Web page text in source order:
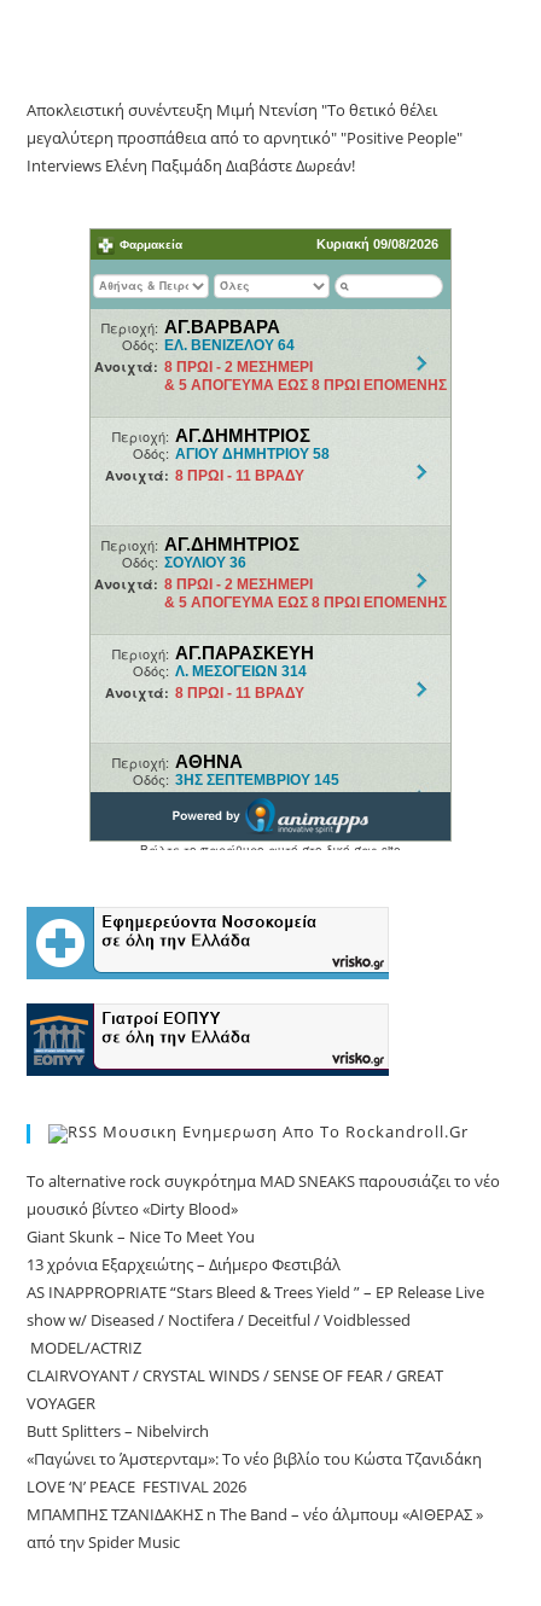
Αποκλειστική συνέντευξη Μιμή Ντενίση "Το θετικό θέλει
μεγαλύτερη προσπάθεια από το αρνητικό" "Positive People"
Interviews Ελένη Παξιμάδη Διαβάστε Δωρεάν!
Μουσικη Ενημερωση Απο Το Rockandroll.gr
Το alternative rock συγκρότημα MAD SNEAKS παρουσιάζει το νέο
μουσικό βίντεο «Dirty Blood»
Giant Skunk – Nice To Meet You
13 χρόνια Εξαρχειώτης – Διήμερο Φεστιβάλ
AS INAPPROPRIATE “Stars Bleed & Trees Yield ” – EP Release Live
show w/ Diseased / Noctifera / Deceitful / Voidblessed
MODEL/ACTRIZ
CLAIRVOYANT / CRYSTAL WINDS / SENSE OF FEAR / GREAT
VOYAGER
Butt Splitters – Nibelvirch
«Παγώνει το Άμστερνταμ»: Το νέο βιβλίο του Κώστα Τζανιδάκη
LOVE ‘N’ PEACE FESTIVAL 2026
ΜΠΑΜΠΗΣ ΤΖΑΝΙΔΑΚΗΣ n The Band – νέο άλμπουμ «ΑΙΘΕΡΑΣ »
από την Spider Music